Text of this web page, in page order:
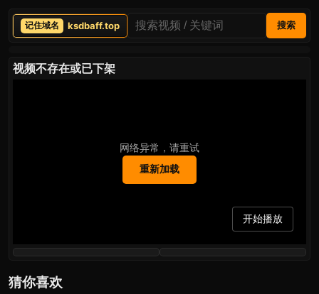
ksdbaff.top 搜索
视频不存在或已下架
网络异常，请重试
重新加载
开始播放
猜你喜欢